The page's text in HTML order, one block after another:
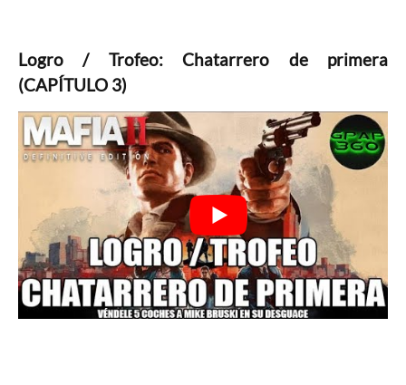
Logro / Trofeo: Chatarrero de primera
(CAPÍTULO 3)